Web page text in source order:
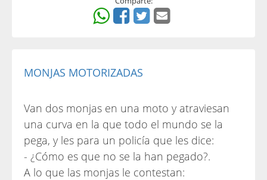
MONJAS MOTORIZADAS
Van dos monjas en una moto y atraviesan
una curva en la que todo el mundo se la
pega, y les para un policía que les dice:
- ¿Cómo es que no se la han pegado?.
A lo que las monjas le contestan: